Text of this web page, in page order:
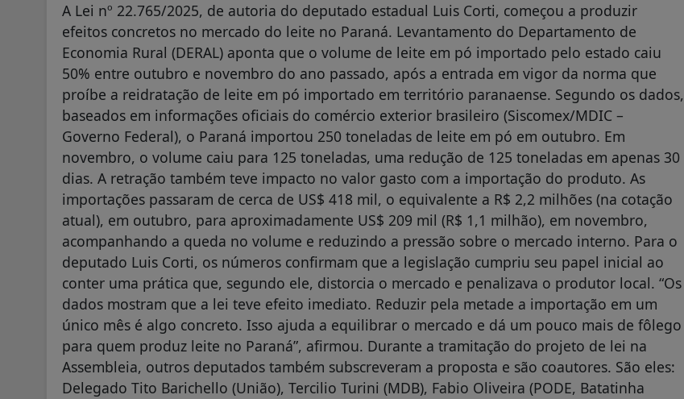
A Lei nº 22.765/2025, de autoria do deputado estadual Luis Corti, começou a produzir
efeitos concretos no mercado do leite no Paraná. Levantamento do Departamento de
Economia Rural (DERAL) aponta que o volume de leite em pó importado pelo estado caiu
50% entre outubro e novembro do ano passado, após a entrada em vigor da norma que
proíbe a reidratação de leite em pó importado em território paranaense. Segundo os dados,
baseados em informações oficiais do comércio exterior brasileiro (Siscomex/MDIC –
Governo Federal), o Paraná importou 250 toneladas de leite em pó em outubro. Em
novembro, o volume caiu para 125 toneladas, uma redução de 125 toneladas em apenas 30
dias. A retração também teve impacto no valor gasto com a importação do produto. As
importações passaram de cerca de US$ 418 mil, o equivalente a R$ 2,2 milhões (na cotação
atual), em outubro, para aproximadamente US$ 209 mil (R$ 1,1 milhão), em novembro,
acompanhando a queda no volume e reduzindo a pressão sobre o mercado interno. Para o
deputado Luis Corti, os números confirmam que a legislação cumpriu seu papel inicial ao
conter uma prática que, segundo ele, distorcia o mercado e penalizava o produtor local. “Os
dados mostram que a lei teve efeito imediato. Reduzir pela metade a importação em um
único mês é algo concreto. Isso ajuda a equilibrar o mercado e dá um pouco mais de fôlego
para quem produz leite no Paraná”, afirmou. Durante a tramitação do projeto de lei na
Assembleia, outros deputados também subscreveram a proposta e são coautores. São eles:
Delegado Tito Barichello (União), Tercilio Turini (MDB), Fabio Oliveira (PODE, Batatinha